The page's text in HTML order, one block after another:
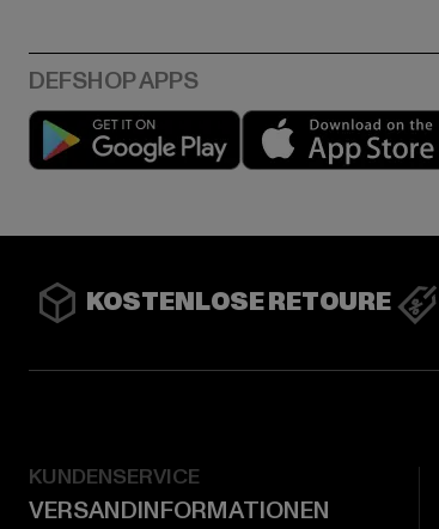
Play market
KOSTENLOSE RETOURE
KUNDENSERVICE
VERSANDINFORMATIONEN